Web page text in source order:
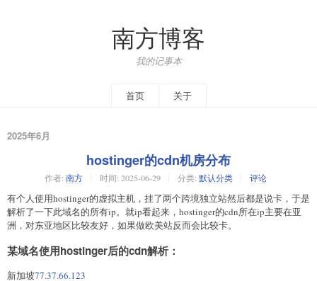
南方博客
我的记事本
首页 关于
2025年6月
hostinger的cdn机房分布
作者: 南方 时间: 2025-06-29 分类: 默认分类 评论
有个人使用hostinger的虚拟主机，挂了两个跨境独立站然后都是说卡，于是
解析了一下此域名的所有ip。就ip看起来，hostinger的cdn所在ip主要在亚
洲，对东亚地区比较友好，如果做欧美站反而会比较卡。
某域名使用hostinger后的cdn解析：
新加坡77.37.66.123